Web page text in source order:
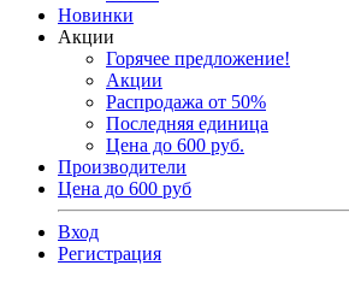
Новинки
Акции
Горячее предложение!
Акции
Распродажа от 50%
Последняя единица
Цена до 600 руб.
Производители
Цена до 600 руб
Вход
Регистрация